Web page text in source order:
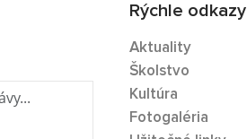
Rýchle odkazy
Aktuality
Školstvo
Kultúra
Fotogaléria